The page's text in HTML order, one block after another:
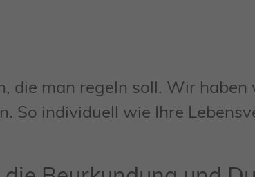
die man regeln soll. Wir
So individuell wie Ihre